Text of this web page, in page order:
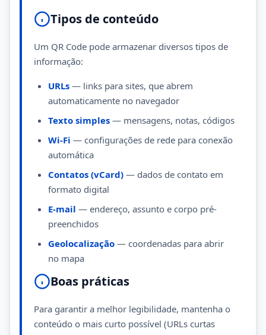
Tipos de conteúdo
Um QR Code pode armazenar diversos tipos de
informação:
URLs — links para sites, que abrem
automaticamente no navegador
Texto simples — mensagens, notas, códigos
Wi-Fi — configurações de rede para conexão
automática
Contatos (vCard) — dados de contato em
formato digital
E-mail — endereço, assunto e corpo pré-
preenchidos
Geolocalização — coordenadas para abrir
no mapa
Boas práticas
Para garantir a melhor legibilidade, mantenha o
conteúdo o mais curto possível (URLs curtas